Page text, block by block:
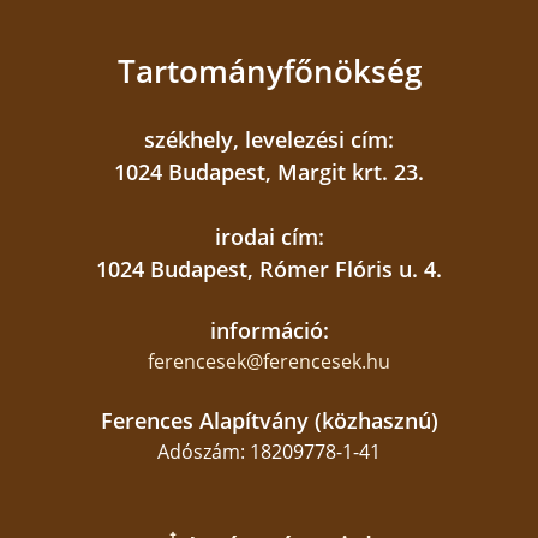
együttműködve nyolc budai villában alakított
ki óvóhelyet mintegy hatvan zsidó gyermek és
rendszeresen látogatott.
Margit körúti plébániához tartozó Magyar
Szentföld templomban, illetve vidéken, többek
ellenállás. Közülük megemlítendő Majsai Mór,
a Szentföld-templom elöljárója, Zuber Zefirin,
Isten szolgája P. Károlyi Bernát, aki a
kecskeméti ellenállás és zsidómentés
ezeket mondta:
Tartományfőnökség
székhely, levelezési cím:
1024 Budapest, Margit krt. 23.
irodai cím:
1024 Budapest, Rómer Flóris u. 4.
információ:
ferencesek@ferencesek.hu
Ferences Alapítvány (közhasznú)
Adószám: 18209778-1-41